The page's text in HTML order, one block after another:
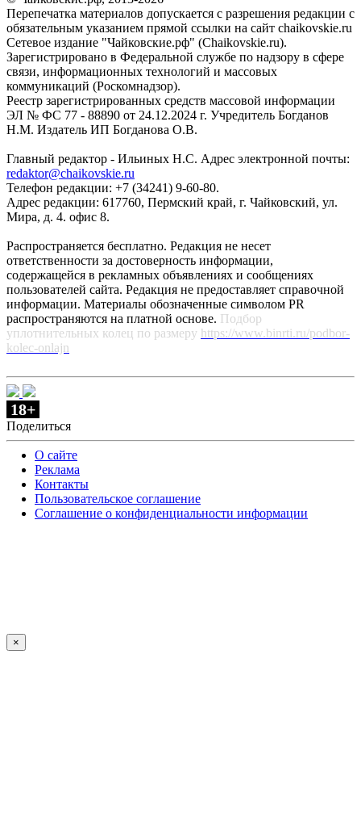
Перепечатка материалов допускается с разрешения редакции с
обязательным указанием прямой ссылки на сайт chaikovskie.ru
Сетевое издание "Чайковские.рф" (Chaikovskie.ru).
Зарегистрировано в Федеральной службе по надзору в сфере
связи, информационных технологий и массовых
коммуникаций (Роскомнадзор).
Реестр зарегистрированных средств массовой информации
ЭЛ № ФС 77 - 88890 от 24.12.2024 г. Учредитель Богданов
Н.М. Издатель ИП Богданова О.В.
Главный редактор - Ильиных Н.С. Адрес электронной почты:
redaktor@chaikovskie.ru
Телефон редакции: +7 (34241) 9-60-80.
Адрес редакции: 617760, Пермский край, г. Чайковский, ул.
Мира, д. 4. офис 8.
Распространяется бесплатно. Редакция не несет
ответственности за достоверность информации,
содержащейся в рекламных объявлениях и сообщениях
пользователей сайта. Редакция не предоставляет справочной
информации. Материалы обозначенные символом PR
распространяются на платной основе. Подбор
уплотнительных колец по размеру https://www.binrti.ru/podbor-
kolec-onlajn
18+
Поделиться
О сайте
Реклама
Контакты
Пользовательское соглашение
Соглашение о конфиденциальности информации
×